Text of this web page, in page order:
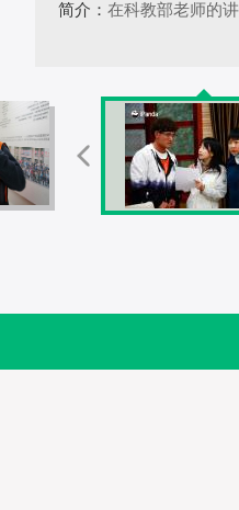
简介： 在科教部老师的